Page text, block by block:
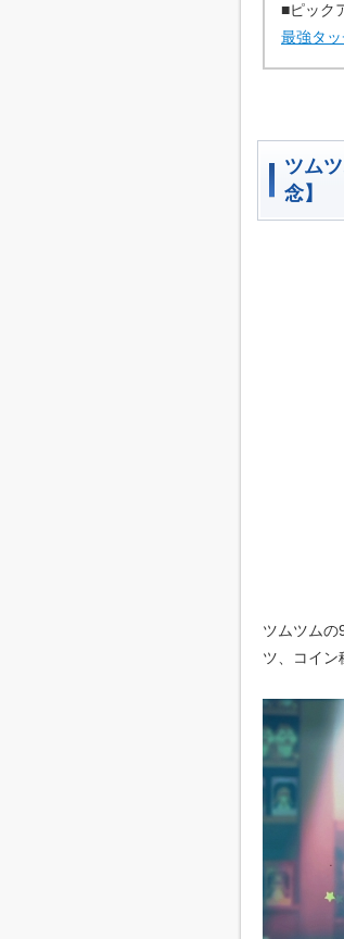
■ピック
最強タ
ツム
念】
ツムツムの
ツ、コイン